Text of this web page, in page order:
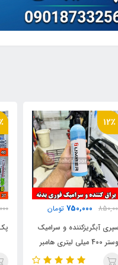
50٪
200,000 تومان
استیکر برچسب